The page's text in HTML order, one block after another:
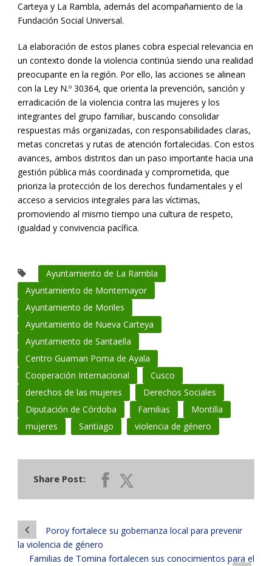
Carteya y La Rambla, además del acompañamiento de la
Fundación Social Universal.
La elaboración de estos planes cobra especial relevancia en
un contexto donde la violencia continúa siendo una realidad
preocupante en la región. Por ello, las acciones se alinean
con la Ley N.º 30364, que orienta la prevención, sanción y
erradicación de la violencia contra las mujeres y los
integrantes del grupo familiar, buscando consolidar
respuestas más organizadas, con responsabilidades claras,
metas concretas y rutas de atención fortalecidas. Con estos
avances, ambos distritos dan un paso importante hacia una
gestión pública más coordinada y comprometida, que
prioriza la protección de los derechos fundamentales y el
acceso a servicios integrales para las víctimas,
promoviendo al mismo tiempo una cultura de respeto,
igualdad y convivencia pacífica.
Ayuntamiento de La Rambla
Ayuntamiento de Montemayor
Ayuntamiento de Moriles
Ayuntamiento de Nueva Carteya
Ayuntamiento de Santaella
Centro Guaman Poma de Ayala
Cooperación Internacional
Cusco
derechos de las mujeres
Derechos Sociales
Diputación de Córdoba
Familias
Montilla
mujeres
Santiago violencia de género
Share Post:
Poroy fortalece su gobernanza local para prevenir
la violencia de género
Familias de Tomina fortalecen sus conocimientos para el